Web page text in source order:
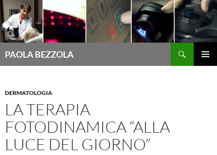
PAOLA BEZZOLA
DERMATOLOGIA
LA TERAPIA
FOTODINAMICA “ALLA
LUCE DEL GIORNO”